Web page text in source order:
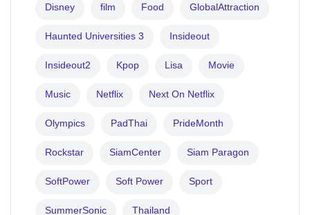
Disney film Food GlobalAttraction
Haunted Universities 3 Insideout
Insideout2 Kpop Lisa Movie
Music Netflix Next On Netflix
Olympics PadThai PrideMonth
Rockstar SiamCenter Siam Paragon
SoftPower Soft Power Sport
SummerSonic Thailand